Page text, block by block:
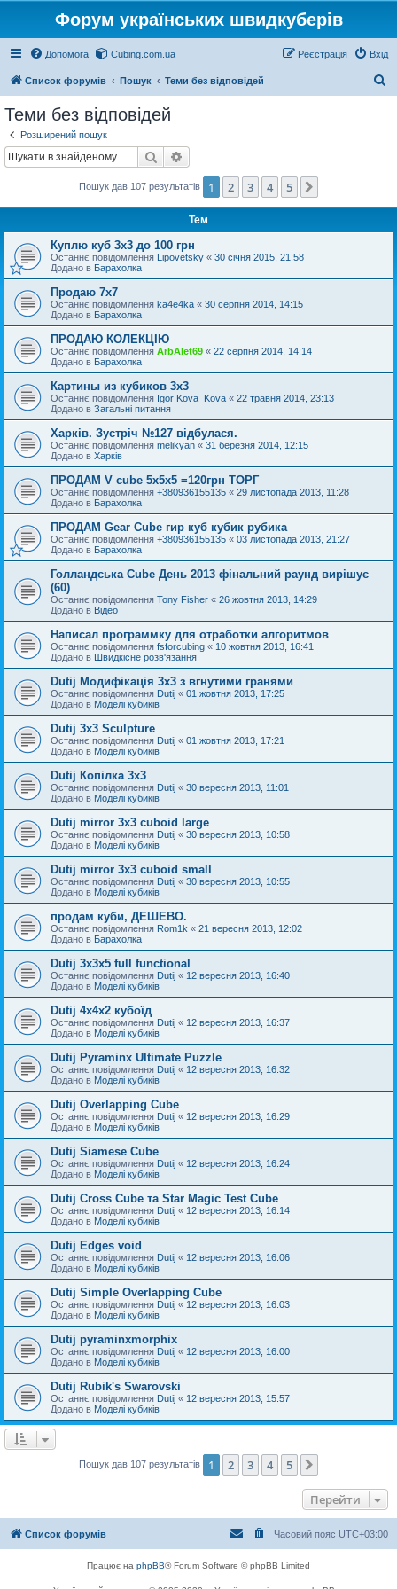
Форум українських швидкуберів
Допомога Cubing.com.ua Вхід
Реєстрація
Список форумів Пошук Теми без відповідей
Теми без відповідей
Розширений пошук
Пошук
Пошук дав 107 результатів 1 2 3 4 5
Тем
Куплю куб 3х3 до 100 грн
Останнє повідомлення Lipovetsky « 30 січня 2015, 21:58
Додано в Барахолка
Продаю 7х7
Останнє повідомлення ka4e4ka « 30 серпня 2014, 14:15
Додано в Барахолка
ПРОДАЮ КОЛЕКЦІЮ
Останнє повідомлення ArbAlet69 « 22 серпня 2014, 14:14
Додано в Барахолка
Картины из кубиков 3х3
Останнє повідомлення Igor Kova_Kova « 22 травня 2014, 23:13
Додано в Загальні питання
Харків. Зустріч №127 відбулася.
Останнє повідомлення melikyan « 31 березня 2014, 12:15
Додано в Харків
ПРОДАМ V cube 5x5x5 =120грн ТОРГ
Останнє повідомлення +380936155135 « 29 листопада 2013, 11:28
Додано в Барахолка
ПРОДАМ Gear Cube гир куб кубик рубика
Останнє повідомлення +380936155135 « 03 листопада 2013, 21:27
Додано в Барахолка
Голландська Cube День 2013 фінальний раунд вирішує
(60)
Останнє повідомлення Tony Fisher « 26 жовтня 2013, 14:29
Додано в Відео
Написал программку для отработки алгоритмов
Останнє повідомлення fsforcubing « 10 жовтня 2013, 16:41
Додано в Швидкісне розв'язання
Dutij Модифікація 3х3 з вгнутими гранями
Останнє повідомлення Dutij « 01 жовтня 2013, 17:25
Додано в Моделі кубиків
Dutij 3x3 Sculpture
Останнє повідомлення Dutij « 01 жовтня 2013, 17:21
Додано в Моделі кубиків
Dutij Копілка 3х3
Останнє повідомлення Dutij « 30 вересня 2013, 11:01
Додано в Моделі кубиків
Dutij mirror 3x3 cuboid large
Останнє повідомлення Dutij « 30 вересня 2013, 10:58
Додано в Моделі кубиків
Dutij mirror 3х3 cuboid small
Останнє повідомлення Dutij « 30 вересня 2013, 10:55
Додано в Моделі кубиків
продам куби, ДЕШЕВО.
Останнє повідомлення Rom1k « 21 вересня 2013, 12:02
Додано в Барахолка
Dutij 3х3х5 full functional
Останнє повідомлення Dutij « 12 вересня 2013, 16:40
Додано в Моделі кубиків
Dutij 4х4х2 кубоїд
Останнє повідомлення Dutij « 12 вересня 2013, 16:37
Додано в Моделі кубиків
Dutij Pyraminx Ultimate Puzzle
Останнє повідомлення Dutij « 12 вересня 2013, 16:32
Додано в Моделі кубиків
Dutij Overlapping Cube
Останнє повідомлення Dutij « 12 вересня 2013, 16:29
Додано в Моделі кубиків
Dutij Siamese Cube
Останнє повідомлення Dutij « 12 вересня 2013, 16:24
Додано в Моделі кубиків
Dutij Cross Cube та Star Magic Test Cube
Останнє повідомлення Dutij « 12 вересня 2013, 16:14
Додано в Моделі кубиків
Dutij Edges void
Останнє повідомлення Dutij « 12 вересня 2013, 16:06
Додано в Моделі кубиків
Dutij Simple Overlapping Cube
Останнє повідомлення Dutij « 12 вересня 2013, 16:03
Додано в Моделі кубиків
Dutij pyraminxmorphix
Останнє повідомлення Dutij « 12 вересня 2013, 16:00
Додано в Моделі кубиків
Dutij Rubik's Swarovski
Останнє повідомлення Dutij « 12 вересня 2013, 15:57
Додано в Моделі кубиків
Пошук дав 107 результатів 1 2 3 4 5
Перейти
Список форумів Часовий пояс UTC+03:00
Працює на phpBB® Forum Software © phpBB Limited